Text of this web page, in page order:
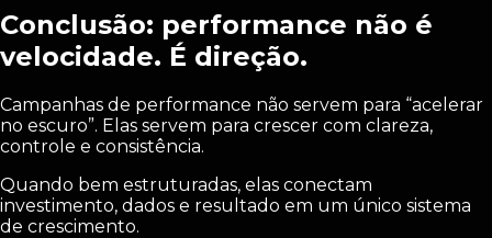
Conclusão: performance não é
velocidade. É direção.
Campanhas de performance não servem para “acelerar
no escuro”. Elas servem para crescer com clareza,
controle e consistência.
Quando bem estruturadas, elas conectam
investimento, dados e resultado em um único sistema
de crescimento.